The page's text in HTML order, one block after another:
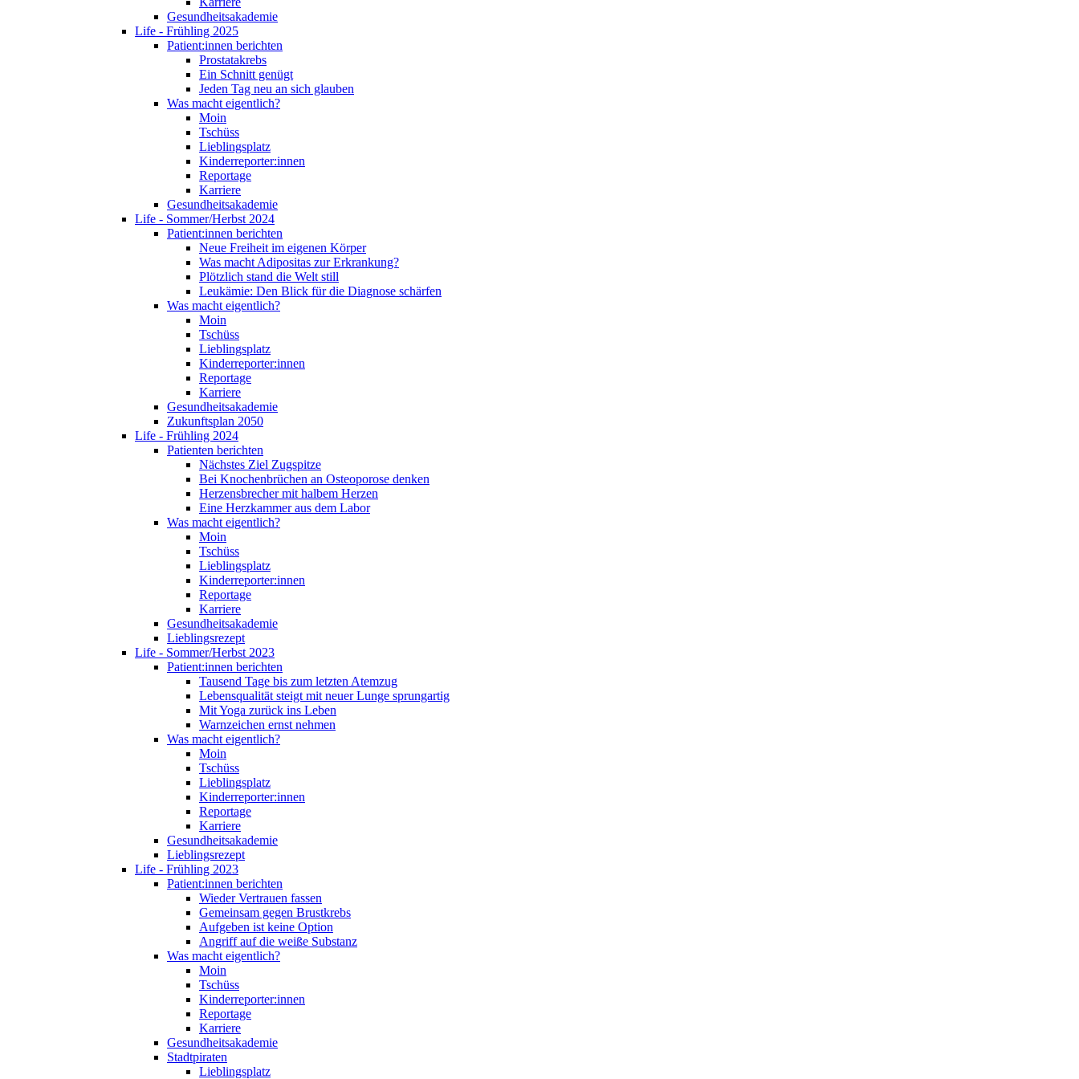
Gesundheitsakademie
Life - Frühling 2025
Patient:innen berichten
Prostatakrebs
Ein Schnitt genügt
Jeden Tag neu an sich glauben
Was macht eigentlich?
Moin
Tschüss
Lieblingsplatz
Kinderreporter:innen
Reportage
Karriere
Gesundheitsakademie
Life - Sommer/Herbst 2024
Patient:innen berichten
Neue Freiheit im eigenen Körper
Was macht Adipositas zur Erkrankung?
Plötzlich stand die Welt still
Leukämie: Den Blick für die Diagnose schärfen
Was macht eigentlich?
Moin
Tschüss
Lieblingsplatz
Kinderreporter:innen
Reportage
Karriere
Gesundheitsakademie
Zukunftsplan 2050
Life - Frühling 2024
Patienten berichten
Nächstes Ziel Zugspitze
Bei Knochenbrüchen an Osteoporose denken
Herzensbrecher mit halbem Herzen
Eine Herzkammer aus dem Labor
Was macht eigentlich?
Moin
Tschüss
Lieblingsplatz
Kinderreporter:innen
Reportage
Karriere
Gesundheitsakademie
Lieblingsrezept
Life - Sommer/Herbst 2023
Patient:innen berichten
Tausend Tage bis zum letzten Atemzug
Lebensqualität steigt mit neuer Lunge sprungartig
Mit Yoga zurück ins Leben
Warnzeichen ernst nehmen
Was macht eigentlich?
Moin
Tschüss
Lieblingsplatz
Kinderreporter:innen
Reportage
Karriere
Gesundheitsakademie
Lieblingsrezept
Life - Frühling 2023
Patient:innen berichten
Wieder Vertrauen fassen
Gemeinsam gegen Brustkrebs
Aufgeben ist keine Option
Angriff auf die weiße Substanz
Was macht eigentlich?
Moin
Tschüss
Kinderreporter:innen
Reportage
Karriere
Gesundheitsakademie
Stadtpiraten
Lieblingsplatz